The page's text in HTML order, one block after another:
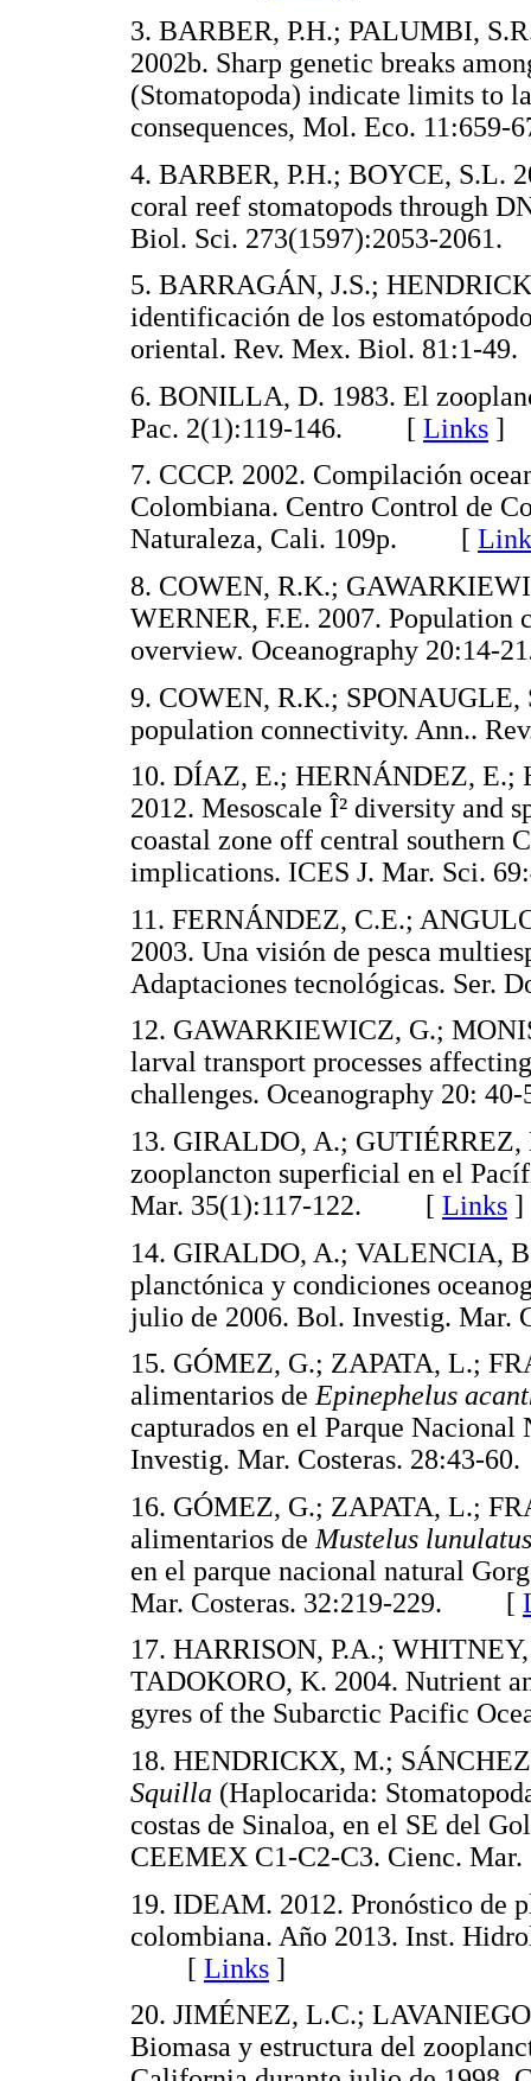
3. BARBER, P.H.; PALUMBI,
2002b. Sharp genetic breaks
(Stomatopoda) indicate limits to
consequences, Mol. Eco.
4. BARBER, P.H.; BOYCE, S.L.
coral reef stomatopods through
Biol. Sci. 273(1597):2053-
5. BARRAGÁN, J.S.;
identificación de los
oriental. Rev. Mex. Biol.
6. BONILLA, D. 1983. El
Pac. 2(1):119-146. [ Links ]
7. CCCP. 2002. Compilación
Colombiana. Centro Control de
Naturaleza, Cali. 109p. [
8. COWEN, R.K.;
WERNER, F.E. 2007. Population
overview. Oceanography 20:14-21
9. COWEN, R.K.; SPONAUGLE,
population connectivity. Ann..
10. DÍAZ, E.; HERNÁNDEZ, E.;
2012. Mesoscale Î² diversity and
coastal zone off central southern
implications. ICES J. Mar.
11. FERNÁNDEZ, C.E.;
2003. Una visión de pesca
Adaptaciones tecnológicas.
12. GAWARKIEWICZ, G.;
larval transport processes
challenges. Oceanography
13. GIRALDO, A.; GUTIÉRREZ,
zooplancton superficial en el
Mar. 35(1):117-122. [ Links ]
14. GIRALDO, A.; VALENCIA,
planctónica y condiciones
julio de 2006. Bol. Investig.
15. GÓMEZ, G.; ZAPATA, L.;
alimentarios deEpinephelus
capturados en el Parque
Investig. Mar. Costeras.
16. GÓMEZ, G.; ZAPATA, L.;
alimentarios de Mustelus
en el parque nacional natural
Mar. Costeras. 32:219-229. [
17. HARRISON, P.A.;
TADOKORO, K. 2004. Nutrient
gyres of the Subarctic Pacific
18. HENDRICKX, M.;
Squilla (Haplocarida:
costas de Sinaloa, en el SE del
CEEMEX C1-C2-C3. Cienc.
19. IDEAM. 2012. Pronóstico de
colombiana. Año 2013. Inst.
[ Links ]
20. JIMÉNEZ, L.C.;
Biomasa y estructura del